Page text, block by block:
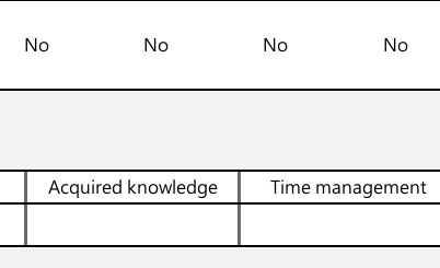
No No No No
Acquired knowledge Time management